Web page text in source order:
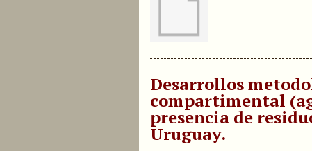
Desarrollos
compartimental
presencia de
Uruguay.